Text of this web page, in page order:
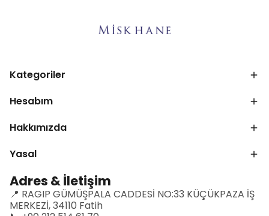
Kategoriler
Hesabım
Hakkımızda
Yasal
Adres & İletişim
📍 RAGIP GÜMÜŞPALA CADDESİ NO:33 KÜÇÜKPAZA İŞ
MERKEZİ, 34110 Fatih